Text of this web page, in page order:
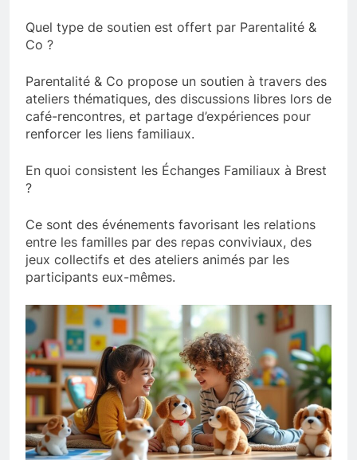
Quel type de soutien est offert par Parentalité &
Co ?
Parentalité & Co propose un soutien à travers des
ateliers thématiques, des discussions libres lors de
café-rencontres, et partage d’expériences pour
renforcer les liens familiaux.
En quoi consistent les Échanges Familiaux à Brest
?
Ce sont des événements favorisant les relations
entre les familles par des repas conviviaux, des
jeux collectifs et des ateliers animés par les
participants eux-mêmes.